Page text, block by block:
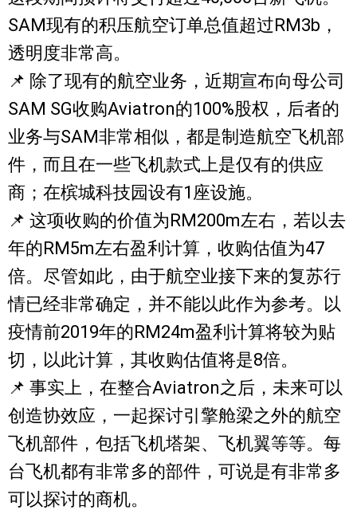
SAM现有的积压航空订单总值超过RM3b，
透明度非常高。
📌 除了现有的航空业务，近期宣布向母公司
SAM SG收购Aviatron的100%股权，后者的
业务与SAM非常相似，都是制造航空飞机部
件，而且在一些飞机款式上是仅有的供应
商；在槟城科技园设有1座设施。
📌 这项收购的价值为RM200m左右，若以去
年的RM5m左右盈利计算，收购估值为47
倍。尽管如此，由于航空业接下来的复苏行
情已经非常确定，并不能以此作为参考。以
疫情前2019年的RM24m盈利计算将较为贴
切，以此计算，其收购估值将是8倍。
📌 事实上，在整合Aviatron之后，未来可以
创造协效应，一起探讨引擎舱梁之外的航空
飞机部件，包括飞机塔架、飞机翼等等。每
台飞机都有非常多的部件，可说是有非常多
可以探讨的商机。